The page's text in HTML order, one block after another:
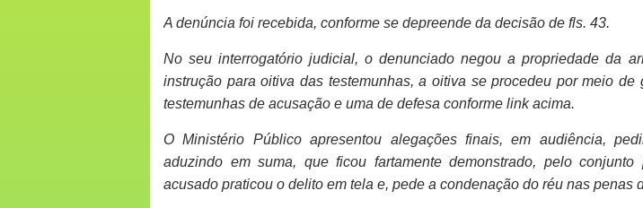
A denúncia foi recebida, conforme se depreende da decisão de fls. 43.
No seu interrogatório judicial, o denunciado negou a propriedade da
instrução para oitiva das testemunhas, a oitiva se procedeu por meio de
testemunhas de acusação e uma de defesa conforme link acima.
O Ministério Público apresentou alegações finais, em audiência,
aduzindo em suma, que ficou fartamente demonstrado, pelo
acusado praticou o delito em tela e, pede a condenação do réu nas penas